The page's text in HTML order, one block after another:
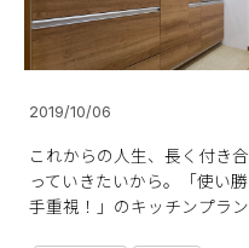
2019/10/06
これからの人生、長く付き合
っていきたいから。「使い勝
手重視！」のキッチンプラン